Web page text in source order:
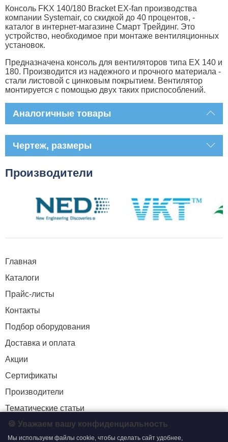
Консоль FKX 140/180 Bracket EX-fan производства
компании Systemair, со скидкой до 40 процентов, -
каталог в интернет-магазине Смарт Трейдинг. Это
устройство, необходимое при монтаже вентиляционных
установок.
Предназначена консоль для вентиляторов типа ЕХ 140 и
180. Производится из надежного и прочного материала -
стали листовой с цинковым покрытием. Вентилятор
монтируется с помощью двух таких приспособлений.
Аналогичные товары
Чертеж, размеры
Производители
Главная
Каталоги
Прайс-листы
Контакты
Подбор оборудования
Доставка и оплата
Акции
Сертификаты
Производители
Тематические статьи
🍪 Уважаем вашу конфиденциальность
Мы используем файлы cookie, чтобы сделать сайт удобнее,